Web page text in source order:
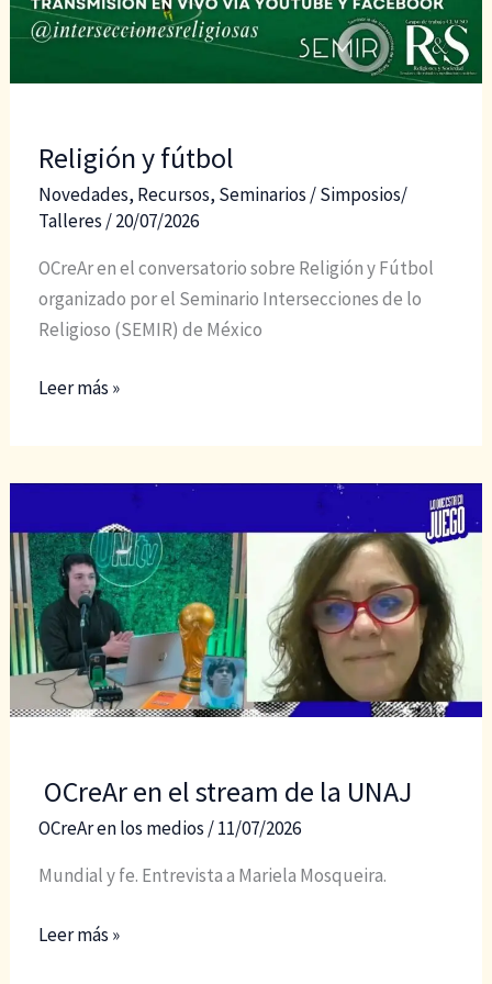
Religión y fútbol
Novedades, Recursos, Seminarios / Simposios/
Talleres /20/07/2026
OCreAr en el conversatorio sobre Religión y Fútbol
organizado por el Seminario Intersecciones de lo
Religioso (SEMIR) de México
Religión
Leer más »
OCreAr en el stream de la UNAJ
OCreAr en los medios /11/07/2026
Mundial y fe. Entrevista a Mariela Mosqueira.
OCreAr
Leer más »